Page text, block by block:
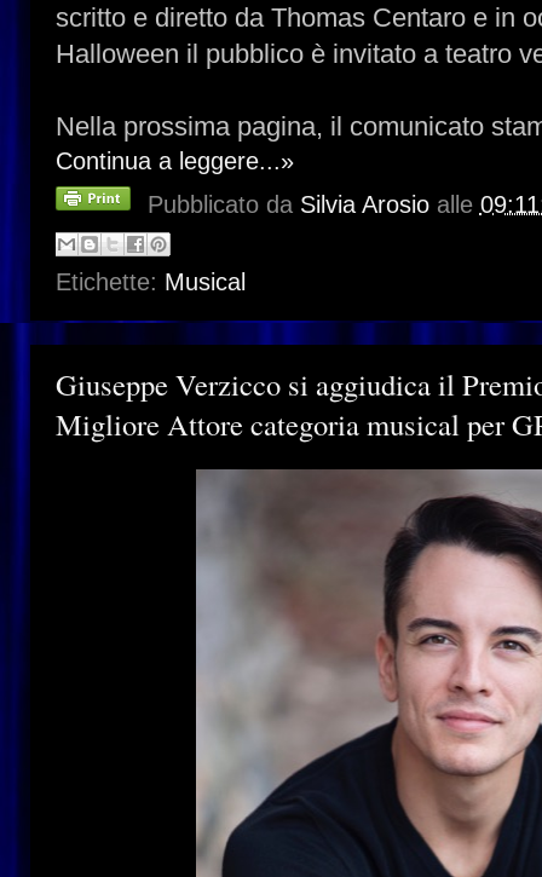
scritto e diretto da Thomas Centaro e in
Halloween il pubblico è invitato a teatro
Nella prossima pagina, il comunicato
Continua a leggere...»
Pubblicato da Silvia Arosio alle
Etichette: Musical
Giuseppe Verzicco si aggiudica il
Migliore Attore categoria musical per